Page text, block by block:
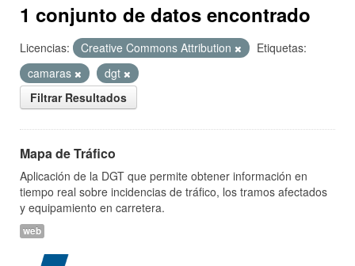
1 conjunto de datos encontrado
Licencias: Creative Commons Attribution
Etiquetas:
camaras
dgt
Filtrar Resultados
Mapa de Tráfico
Aplicación de la DGT que permite obtener información en
tiempo real sobre incidencias de tráfico, los tramos afectados
y equipamiento en carretera.
web